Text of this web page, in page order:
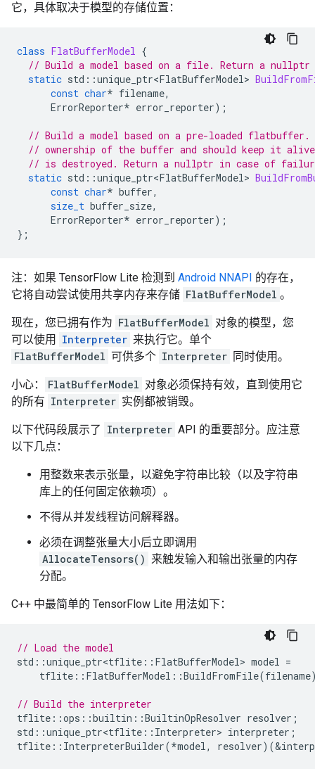
它，具体取决于模型的存储位置：
class FlatBufferModel {
// Build a model based on a file. Return a
static std ::unique_ptr<FlatBufferModel>
const char* filename,
ErrorReporter* error_reporter);
// Build a model based on a pre-loaded
// ownership of the buffer and should keep it
// is destroyed. Return a nullptr in case of
static std ::unique_ptr<FlatBufferModel>
const char* buffer,
size_t buffer_size,
ErrorReporter* error_reporter);
};
注：如果 TensorFlow Lite 检测到 Android NNAPI 的存在，
它将自动尝试使用共享内存来存储 FlatBufferModel 。
现在，您已拥有作为 FlatBufferModel 对象的模型，您
可以使用
Interpreter 来执行它。单个
FlatBufferModel 可供多个 Interpreter 同时使用。
小心： FlatBufferModel 对象必须保持有效，直到使用它
的所有 Interpreter 实例都被销毁。
以下代码段展示了 Interpreter API 的重要部分。应注意
以下几点：
用整数来表示张量，以避免字符串比较（以及字符串
库上的任何固定依赖项）。
不得从并发线程访问解释器。
必须在调整张量大小后立即调用
AllocateTensors() 来触发输入和输出张量的内存
分配。
C++ 中最简单的 TensorFlow Lite 用法如下：
// Load the model
std ::unique_ptr<tflite :: FlatBufferModel> model =
tflite :: FlatBufferModel ::BuildFromFile(filename
// Build the interpreter
tflite ::ops ::builtin ::BuiltinOpResolver resolver ;
std ::unique_ptr<tflite :: Interpreter> interpreter ;
tflite :: InterpreterBuilder(*model, resolver)(&